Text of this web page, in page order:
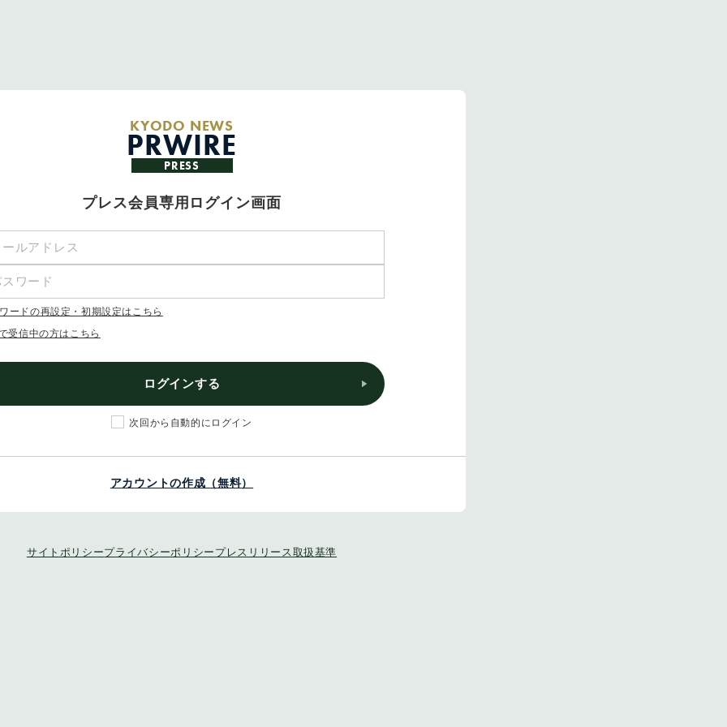
KYODO NEWS
PRWIRE
PRESS
プレス会員専用ログイン画面
ードの再設定・初期設定はこちら
受信中の方はこちら
ログインする
次回から自動的にログイン
アカウントの作成（無料）
サイトポリシープライバシーポリシー プレスリリース取扱基準